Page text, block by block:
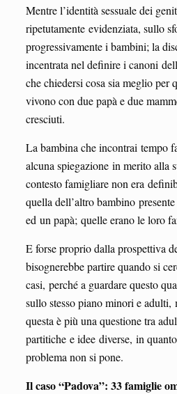
Mentre l’identità sessuale dei
ripetutamente evidenziata, sullo
progressivamente i bambini; la
incentrata nel definire i canoni
che chiedersi cosa sia meglio per
vivono con due papà e due
cresciuti.
La bambina che incontrai tempo
alcuna spiegazione in merito alla
contesto famigliare non era
quella dell’altro bambino
ed un papà; quelle erano le loro
E forse proprio dalla prospettiva
bisognerebbe partire quando si
casi, perché a guardare questo
sullo stesso piano minori e adulti,
questa è più una questione tra
partitiche e idee diverse, in
problema non si pone.
Il caso “Padova”: 33 famiglie